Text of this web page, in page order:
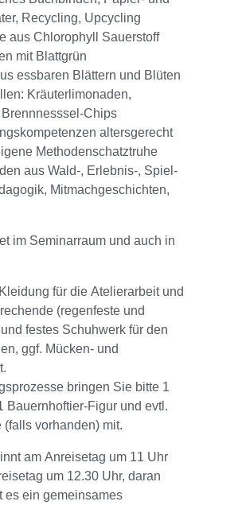
Recycling, Upcycling
aus Chlorophyll Sauerstoff
mit Blattgrün
essbaren Blättern und Blüten
Kräuterlimonaden,
Chips
altersgerecht
Methodenschatztruhe
aus Wald-, Erlebnis-, Spiel-
Mitmachgeschichten,
im Seminarraum und auch in
für die Atelierarbeit und
(regenfeste und
festes Schuhwerk für den
ggf. Mücken- und
bringen Sie bitte 1
Bauernhoftier-Figur und evtl.
(falls vorhanden) mit.
am Anreisetag um 11 Uhr
um 12.30 Uhr, daran
es ein gemeinsames